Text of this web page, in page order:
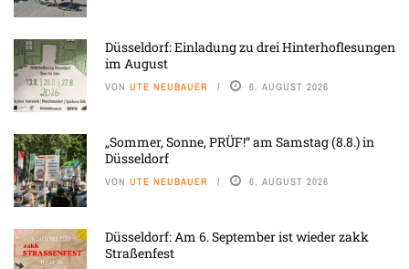
Düsseldorf: Einladung zu drei Hinterhoflesungen
im August
VON UTE NEUBAUER 6. AUGUST 2026
„Sommer, Sonne, PRÜF!“ am Samstag (8.8.) in
Düsseldorf
VON UTE NEUBAUER 6. AUGUST 2026
Düsseldorf: Am 6. September ist wieder zakk
Straßenfest